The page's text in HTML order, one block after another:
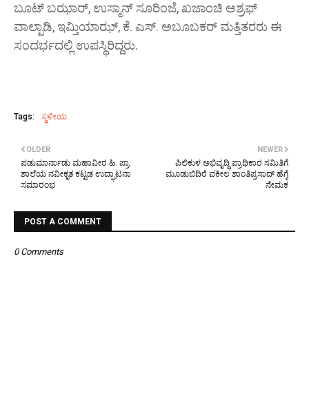
ಬೂಟ್ ಬಝಾರ್, ಉಸ್ಮಾನ್ ಸೂರಿಂಜೆ, ಖಜಾಂಚಿ ಅಶ್ರಫ್
ವಾಲ್ಪಾಡಿ, ಇಮ್ತಿಯಾಝ್, ಕೆ. ಎಸ್. ಅಬೂಬಕರ್ ಮತ್ತಿತರರು ಈ
ಸಂದರ್ಭದಲ್ಲಿ ಉಪಸ್ಥಿರಿದ್ದರು.
Tags: ಸ್ಥಳೀಯ
NEWER
ಪಿಲಿಕುಳ ಅಭಿವೃದ್ಧಿ ಪ್ರಾಧಿಕಾರ ಸಮಿತಿಗೆ
ಮೂಡುಬಿದಿರೆ ವಕೀಲ ಶಾಂತಿಪ್ರಸಾದ್ ಹೆಗ್ಡೆ
ನೇಮಕ
OLDER
ಪಡುಮಾರ್ನಾಡು ಮಹಾವೀರ ಹಿ. ಪ್ರಾ.
ಶಾಲೆಯ ನವೀಕೃತ ಕಟ್ಟಡ ಉದ್ಘಾಟನಾ
ಸಮಾರಂಭ
POST A COMMENT
0 Comments